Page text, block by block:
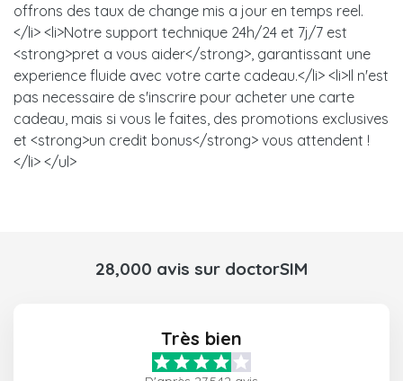
offrons des taux de change mis a jour en temps reel.
</li> <li>Notre support technique 24h/24 et 7j/7 est
<strong>pret a vous aider</strong>, garantissant une
experience fluide avec votre carte cadeau.</li> <li>Il n'est
pas necessaire de s'inscrire pour acheter une carte
cadeau, mais si vous le faites, des promotions exclusives
et <strong>un credit bonus</strong> vous attendent !
</li> </ul>
28,000 avis sur doctorSIM
Très bien